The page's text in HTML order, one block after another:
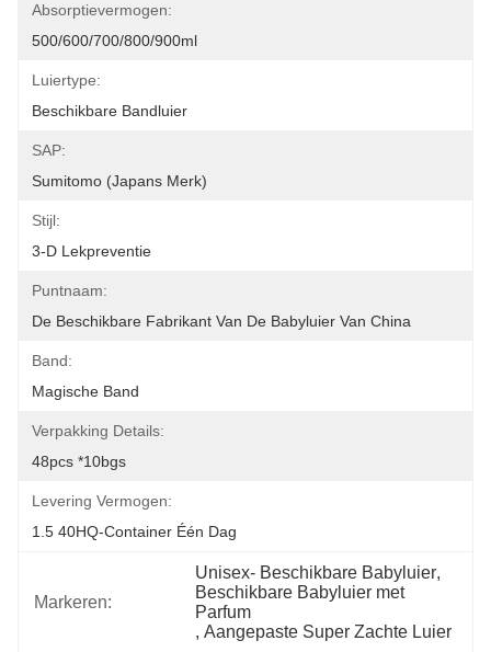
Absorptievermogen:
500/600/700/800/900ml
Luiertype:
Beschikbare Bandluier
SAP:
Sumitomo (Japans Merk)
Stijl:
3-D Lekpreventie
Puntnaam:
De Beschikbare Fabrikant Van De Babyluier Van China
Band:
Magische Band
Verpakking Details:
48pcs *10bgs
Levering Vermogen:
1.5 40HQ-Container Één Dag
Markeren:
Unisex- Beschikbare Babyluier,
Beschikbare Babyluier met
Parfum
, Aangepaste Super Zachte Luier